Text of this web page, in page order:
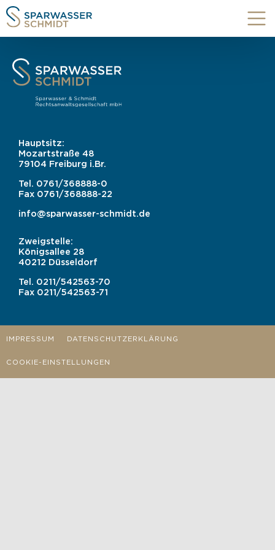
Hauptsitz:
Mozartstraße 48
79104 Freiburg i.Br.
Tel. 0761/368888-0
Fax 0761/368888-22
info@sparwasser-schmidt.de
Zweigstelle:
Königsallee 28
40212 Düsseldorf
Tel. 0211/542563-70
Fax 0211/542563-71
IMPRESSUM DATENSCHUTZERKLÄRUNG
COOKIE-EINSTELLUNGEN